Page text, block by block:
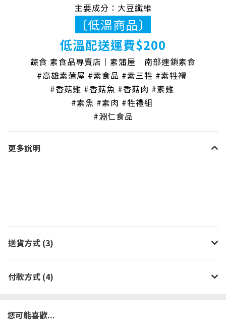
主要成分：大豆纖維
〔低溫商品〕
低溫配送運費$200
蔬食 素食品專賣店｜素蒲屋｜南部連鎖素食
#高雄素蒲屋 #素食品 #素三牲 #素牲禮
#香菇雞 #香菇魚 #香菇肉 #素雞
#素魚 #素肉 #牲禮組
#淵仁食品
更多說明
送貨方式 (3)
付款方式 (4)
您可能喜歡...